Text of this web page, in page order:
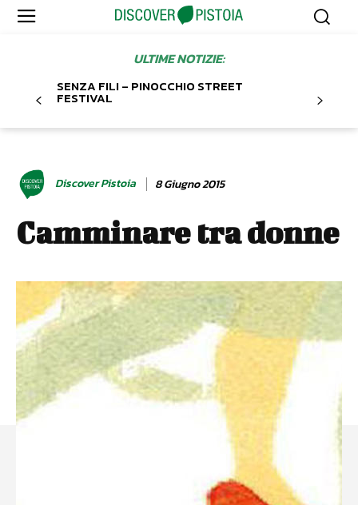
ULTIME NOTIZIE:
SENZA FILI – PINOCCHIO STREET
FESTIVAL
Discover Pistoia 8 Giugno 2015
Camminare tra donne